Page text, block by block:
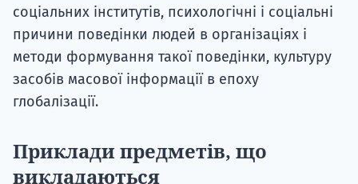
соціальних інститутів, психологічні і соціальні
причини поведінки людей в організаціях і
методи формування такої поведінки, культуру
засобів масової інформації в епоху
глобалізації.
Приклади предметів, що
викладаються